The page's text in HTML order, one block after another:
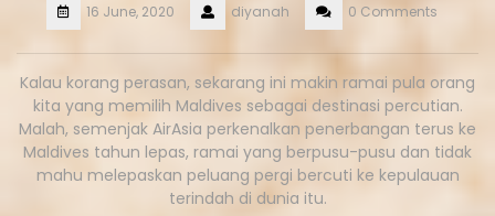
16 June, 2020 diyanah 0 Comments
Kalau korang perasan, sekarang ini makin ramai pula orang
kita yang memilih Maldives sebagai destinasi percutian.
Malah, semenjak AirAsia perkenalkan penerbangan terus ke
Maldives tahun lepas, ramai yang berpusu-pusu dan tidak
mahu melepaskan peluang pergi bercuti ke kepulauan
terindah di dunia itu.